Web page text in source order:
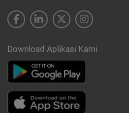
Download Aplikasi Kami